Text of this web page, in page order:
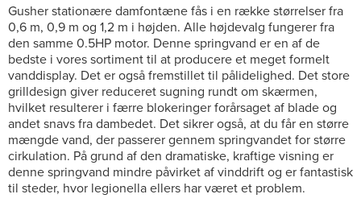
Gusher stationære damfontæne fås i en række størrelser fra
0,6 m, 0,9 m og 1,2 m i højden. Alle højdevalg fungerer fra
den samme 0.5HP motor. Denne springvand er en af de
bedste i vores sortiment til at producere et meget formelt
vanddisplay. Det er også fremstillet til pålidelighed. Det store
grilldesign giver reduceret sugning rundt om skærmen,
hvilket resulterer i færre blokeringer forårsaget af blade og
andet snavs fra dambedet. Det sikrer også, at du får en større
mængde vand, der passerer gennem springvandet for større
cirkulation. På grund af den dramatiske, kraftige visning er
denne springvand mindre påvirket af vinddrift og er fantastisk
til steder, hvor legionella ellers har været et problem.